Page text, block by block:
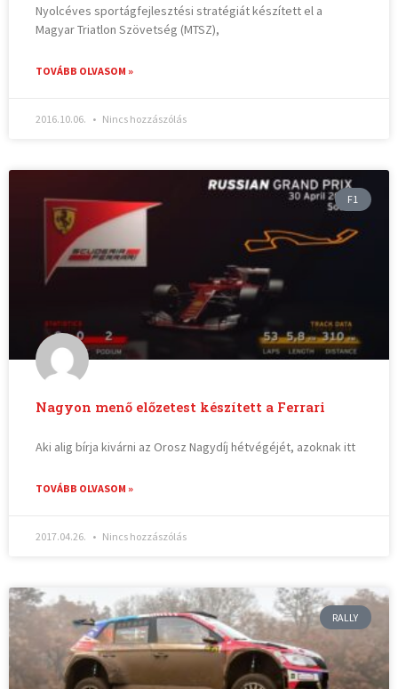
Nyolcéves sportágfejlesztési stratégiát készített el a
Magyar Triatlon Szövetség (MTSZ),
TOVÁBB OLVASOM »
2016.10.06. Nincs hozzászólás
F1
Nagyon menő előzetest készített a Ferrari
Aki alig bírja kivárni az Orosz Nagydíj hétvégéjét, azoknak itt
TOVÁBB OLVASOM »
2017.04.26. Nincs hozzászólás
RALLY